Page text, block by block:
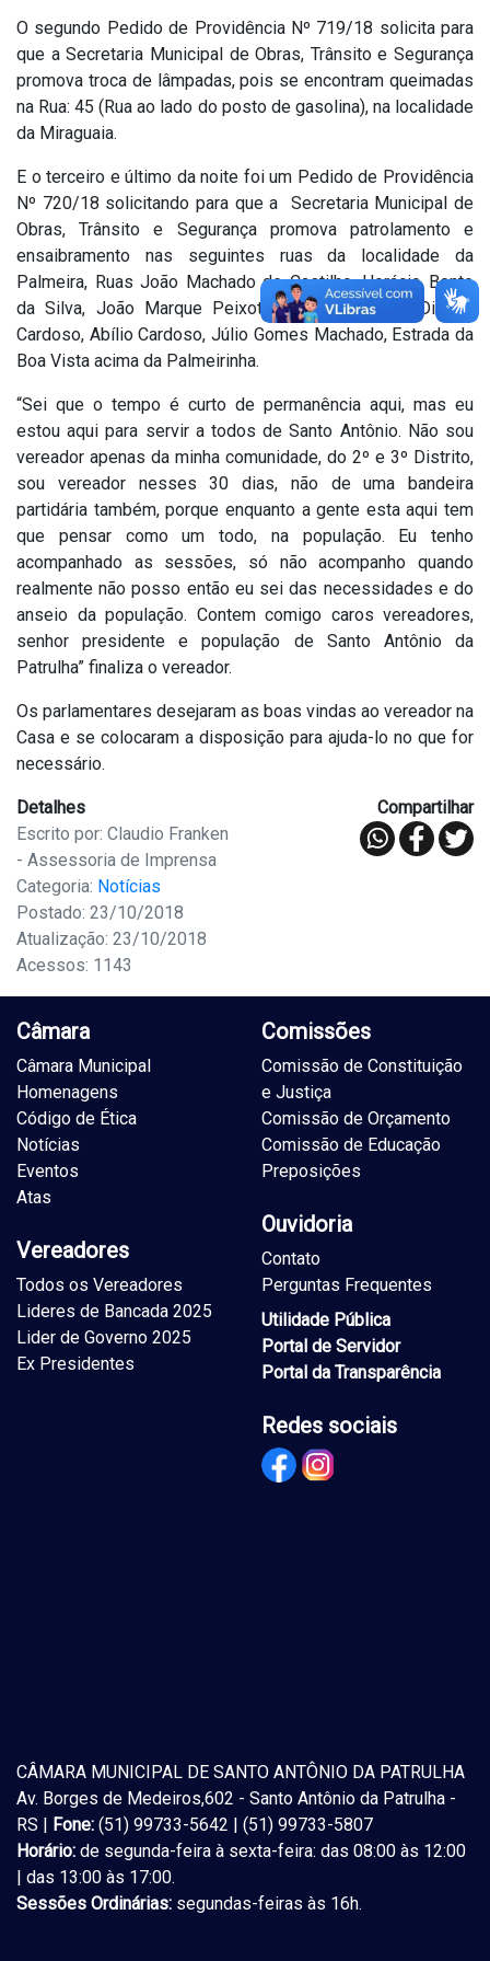
O segundo Pedido de Providência Nº 719/18 solicita para
que a Secretaria Municipal de Obras, Trânsito e Segurança
promova troca de lâmpadas, pois se encontram queimadas
na Rua: 45 (Rua ao lado do posto de gasolina), na localidade
da Miraguaia.
E o terceiro e último da noite foi um Pedido de Providência
Nº 720/18 solicitando para que a Secretaria Municipal de
Obras, Trânsito e Segurança promova patrolamento e
ensaibramento nas seguintes ruas da localidade da
Palmeira, Ruas João Machado de Castilho, Horácio Bento
da Silva, João Marque Peixoto, Pedro Elesbão, Dinarte
Cardoso, Abílio Cardoso, Júlio Gomes Machado, Estrada da
Boa Vista acima da Palmeirinha.
“Sei que o tempo é curto de permanência aqui, mas eu
estou aqui para servir a todos de Santo Antônio. Não sou
vereador apenas da minha comunidade, do 2º e 3º Distrito,
sou vereador nesses 30 dias, não de uma bandeira
partidária também, porque enquanto a gente esta aqui tem
que pensar como um todo, na população. Eu tenho
acompanhado as sessões, só não acompanho quando
realmente não posso então eu sei das necessidades e do
anseio da população. Contem comigo caros vereadores,
senhor presidente e população de Santo Antônio da
Patrulha” finaliza o vereador.
Os parlamentares desejaram as boas vindas ao vereador na
Casa e se colocaram a disposição para ajuda-lo no que for
necessário.
Detalhes
Escrito por: Claudio Franken
- Assessoria de Imprensa
Categoria: Notícias
Postado: 23/10/2018
Atualização: 23/10/2018
Acessos: 1143
Compartilhar
Câmara
Câmara Municipal
Homenagens
Código de Ética
Notícias
Eventos
Atas
Vereadores
Todos os Vereadores
Lideres de Bancada 2025
Lider de Governo 2025
Ex Presidentes
Comissões
Comissão de Constituição
e Justiça
Comissão de Orçamento
Comissão de Educação
Preposições
Ouvidoria
Contato
Perguntas Frequentes
Utilidade Pública
Portal de Servidor
Portal da Transparência
Redes sociais
CÂMARA MUNICIPAL DE SANTO ANTÔNIO DA PATRULHA
Av. Borges de Medeiros,602 - Santo Antônio da Patrulha -
RS |
Fone: (51) 99733-5642 | (51) 99733-5807
Horário: de segunda-feira à sexta-feira: das 08:00 às 12:00
| das 13:00 às 17:00.
Sessões Ordinárias: segundas-feiras às 16h.